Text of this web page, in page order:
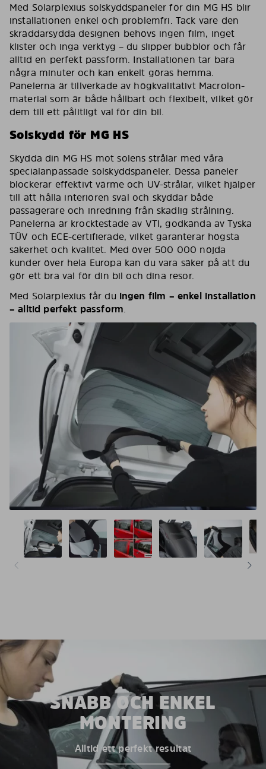
Med Solarplexius solskyddspaneler för din MG HS blir
installationen enkel och problemfri. Tack vare den
skräddarsydda designen behövs ingen film, inget
klister och inga verktyg – du slipper bubblor och får
alltid en perfekt passform. Installationen tar bara
några minuter och kan enkelt göras hemma.
Panelerna är tillverkade av högkvalitativt Macrolon-
material som är både hållbart och flexibelt, vilket gör
dem till ett pålitligt val för din bil.
Solskydd för MG HS
Skydda din MG HS mot solens strålar med våra
specialanpassade solskyddspaneler. Dessa paneler
blockerar effektivt värme och UV-strålar, vilket hjälper
till att hålla interiören sval och skyddar både
passagerare och inredning från skadlig strålning.
Panelerna är krocktestade av VTI, godkända av Tyska
TÜV och ECE-certifierade, vilket garanterar högsta
säkerhet och kvalitet. Med över 500 000 nöjda
kunder över hela Europa kan du vara säker på att du
gör ett bra val för din bil och dina resor.
Med Solarplexius får du ingen film – enkel installation
– alltid perfekt passform.
SNABB OCH ENKEL
MONTERING
Alltid ett perfekt resultat